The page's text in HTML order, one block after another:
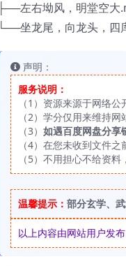
├──左右坳风，明堂空大
└──坐龙尾，向龙头，四
声明：
服务说明：
（1）资源来源于网络
（2）学分仅用来维持
（3） 如遇百度网盘分享
（4）在您未收到文件
（5）不用担心不给资
温馨提示： 部分玄学、
以上内容由网站用户发